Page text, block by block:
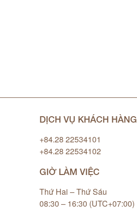
DỊCH VỤ KHÁCH HÀNG
+84.28 22534101
+84.28 22534102
GIỜ LÀM VIỆC
Thứ Hai – Thứ Sáu
08:30 – 16:30 (UTC+07:00)